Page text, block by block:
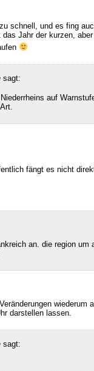
schnell, und es fing
Jahr der kurzen,
sagt:
auf
fängt es nicht
an. die region
darstellen lassen.
sagt: